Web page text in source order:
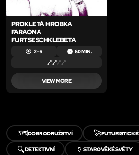
PROKLETÁ HROBKA
FARAONA
FURTSESCHKLEBETA
2 – 6 60 MIN.
VIEW MORE
🗺️DOBRODRUŽSTVÍ 🚀FUTURISTICKÉ
🔍DETEKTIVNÍ 🏺 STAROVĚKÉ SVĚTY